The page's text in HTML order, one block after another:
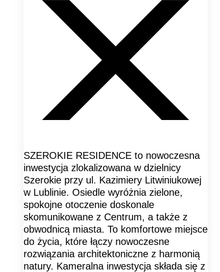
SZEROKIE RESIDENCE to nowoczesna
inwestycja zlokalizowana w dzielnicy
Szerokie przy ul. Kazimiery Litwiniukowej
w Lublinie. Osiedle wyróżnia zielone,
spokojne otoczenie doskonale
skomunikowane z Centrum, a także z
obwodnicą miasta. To komfortowe miejsce
do życia, które łączy nowoczesne
rozwiązania architektoniczne z harmonią
natury. Kameralna inwestycja składa się z